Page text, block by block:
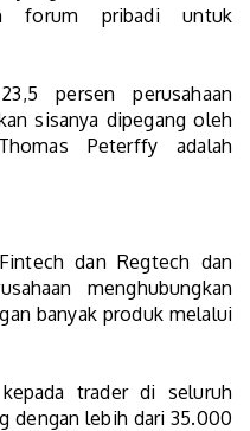
forum pribadi untuk
persen perusahaan
sisanya dipegang oleh
Peterffy adalah
dan Regtech dan
menghubungkan
banyak produk melalui
trader di seluruh
dengan lebih dari 35.000